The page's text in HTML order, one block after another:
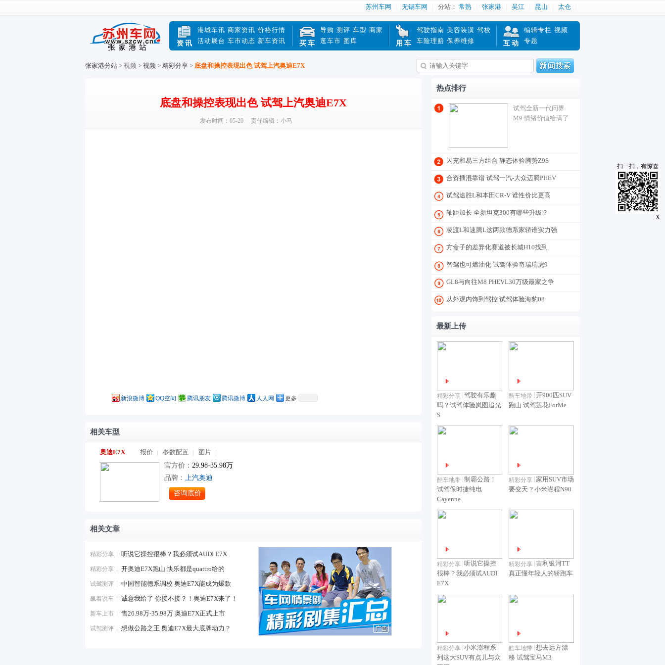
苏州车网 无锡车网 分站： 常熟 张家港 吴江 昆山 太仓
资讯
港城车讯 商家资讯 价格行情
活动展台 车市动态 新车资讯 买车
导购 测评 车型 商家
逛车市 图库 用车
驾驶指南 美容装潢 驾校
车险理赔 保养维修 互动
编辑专栏 视频
专题
张家港分站 > 视频 > 视频 > 精彩分享 > 底盘和操控表现出色 试驾上汽奥迪E7X
底盘和操控表现出色 试驾上汽奥迪E7X
发布时间：05-20 责任编辑：小马
新浪微博 QQ空间 腾讯朋友 腾讯微博 人人网 更多
相关车型
奥迪E7X 报价 参数配置
图片
官方价： 29.98-35.98万
品牌： 上汽奥迪
咨询底价
相关文章
精彩分享 听说它操控很棒？我必须试AUDI E7X
精彩分享 开奥迪E7X跑山 快乐都是quattro给的
试驾测评 中国智能德系调校 奥迪E7X能成为爆款
飙着说车 诚意我给了 你接不接？！奥迪E7X来了！
新车上市 售26.98万-35.98万 奥迪E7X正式上市
试驾测评 想做公路之王 奥迪E7X最大底牌动力？
热点排行
试驾全新一代问界
M9 情绪价值给满了
闪充和易三方组合 静态体验腾势Z9S
合资插混靠谱 试驾一汽-大众迈腾PHEV
试驾途胜L和本田CR-V 谁性价比更高
轴距加长 全新坦克300有哪些升级？
凌渡L和速腾L这两款德系家轿谁实力强
方盒子的差异化赛道被长城H10找到
智驾也可燃油化 试驾体验奇瑞瑞虎9
GL8与向往M8 PHEVL30万级最家之争
从外观内饰到驾控 试驾体验海豹08
最新上传
精彩分享 驾驶有乐趣
吗？试驾体验岚图追光
S
酷车地带 开900匹SUV
跑山 试驾莲花ForMe
酷车地带 制霸公路！
试驾保时捷纯电
Cayenne
精彩分享 家用SUV市场
要变天？小米澎程N90
精彩分享 听说它操控
很棒？我必须试AUDI
E7X
精彩分享 吉利银河TT
真正懂年轻人的轿跑车
精彩分享 小米澎程系
列这大SUV有点儿与众
酷车地带 想去远方漂
移 试驾宝马M3
扫一扫，有惊喜
X